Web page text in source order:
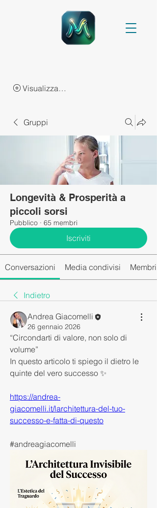
Visualizza punti
Gruppi
Longevità & Prosperità a
piccoli sorsi
Pubblico · 65 membri
Iscriviti
Conversazioni Media condivisi
Indietro
Andrea Giacomelli
26 gennaio 2026
“Circondarti di valore, non solo di
volume”
In questo articolo ti spiego il dietro le
quinte del vero successo ✨
https://andrea-
giacomelli.it/larchitettura-del-tuo-
successo-e-fatta-di-questo
#andreagiacomelli